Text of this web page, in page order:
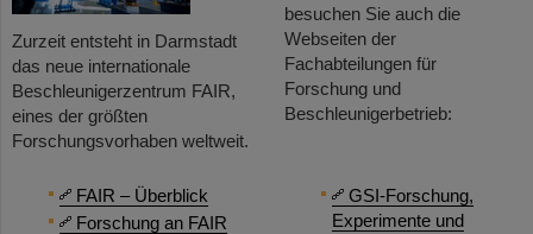
Zurzeit entsteht in Darmstadt
das neue internationale
Beschleunigerzentrum FAIR,
eines der größten
Forschungsvorhaben weltweit.
besuchen Sie auch die
Webseiten der
Fachabteilungen für
Forschung und
Beschleunigerbetrieb:
FAIR – Überblick
Forschung an FAIR
GSI-Forschung,
Experimente und